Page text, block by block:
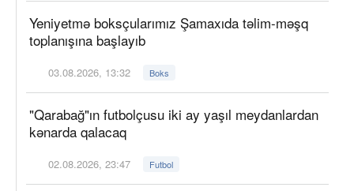
Yeniyetmə boksçularımız Şamaxıda təlim-məşq
toplanışına başlayıb
03.08.2026, 13:32 Boks
"Qarabağ"ın futbolçusu iki ay yaşıl meydanlardan
kənarda qalacaq
02.08.2026, 23:47 Futbol